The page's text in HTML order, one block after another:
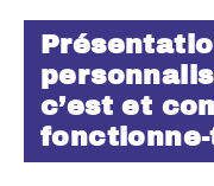
c’est et